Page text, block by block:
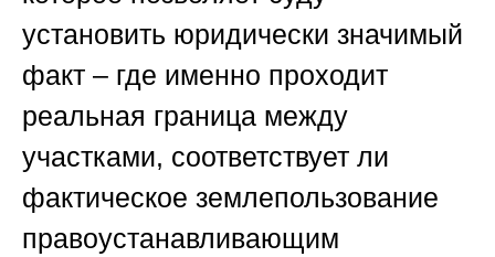
установить юридически значимый
факт – где именно проходит
реальная граница между
участками, соответствует ли
фактическое землепользование
правоустанавливающим